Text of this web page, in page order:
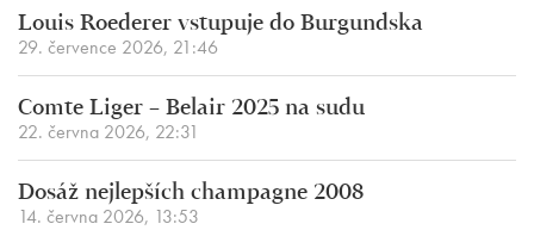
Louis Roederer vstupuje do Burgundska
29. července 2026, 21:46
Comte Liger – Belair 2025 na sudu
22. června 2026, 22:31
Dosáž nejlepších champagne 2008
14. června 2026, 13:53